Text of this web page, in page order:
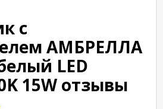
с
АМБРЕЛЛА
LED
15W отзывы